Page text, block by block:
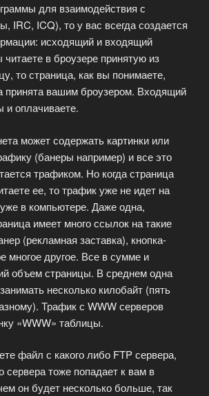
для взаимодействия с
IRC, ICQ), то у вас всегда создается
исходящий и входящий
в броузере принятую из
то страница, как вы понимаете,
принята вашим броузером. Входящий
и оплачиваете.
может содержать картинки или
(банеры например) и все это
трафиком. Но когда страница
ее, то трафик уже не идет на
в компьютере. Даже одна,
имеет много ссылок на такие
(рекламная заставка), кнопка-
многое другое. Все в сумме и
объем страницы. В среднем одна
несколько килобайт (пять
Трафик с WWW серверов
«WWW» таблицы.
файл с какого либо FTP сервера,
сервера тоже попадает к вам в
он будет несколько больше, так